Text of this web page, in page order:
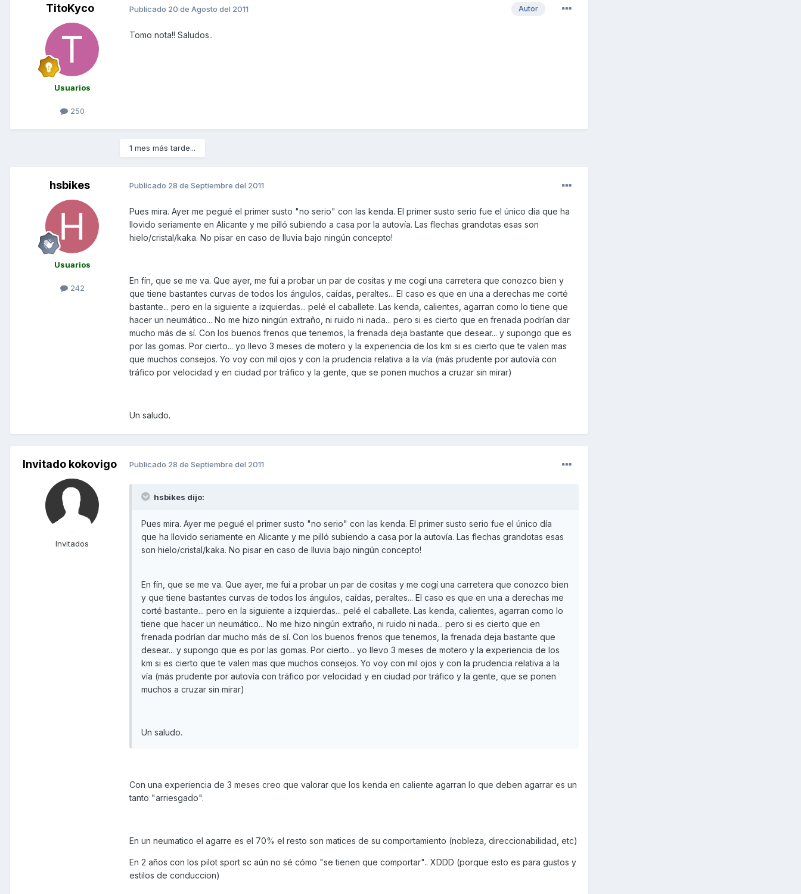
TitoKyco
Usuarios
250
Autor
Publicado 20 de Agosto del 2011
Tomo nota!! Saludos..
1 mes más tarde...
hsbikes
Usuarios
242
Publicado 28 de Septiembre del 2011
Pues mira. Ayer me pegué el primer susto "no serio" con las kenda. El primer susto serio fue el único día que ha
llovido seriamente en Alicante y me pilló subiendo a casa por la autovía. Las flechas grandotas esas son
hielo/cristal/kaka. No pisar en caso de lluvia bajo ningún concepto!
En fín, que se me va. Que ayer, me fuí a probar un par de cositas y me cogí una carretera que conozco bien y
que tiene bastantes curvas de todos los ángulos, caídas, peraltes... El caso es que en una a derechas me corté
bastante... pero en la siguiente a izquierdas... pelé el caballete. Las kenda, calientes, agarran como lo tiene que
hacer un neumático... No me hizo ningún extraño, ni ruido ni nada... pero si es cierto que en frenada podrían dar
mucho más de sí. Con los buenos frenos que tenemos, la frenada deja bastante que desear... y supongo que es
por las gomas. Por cierto... yo llevo 3 meses de motero y la experiencia de los km si es cierto que te valen mas
que muchos consejos. Yo voy con mil ojos y con la prudencia relativa a la vía (más prudente por autovía con
tráfico por velocidad y en ciudad por tráfico y la gente, que se ponen muchos a cruzar sin mirar)
Un saludo.
Invitado kokovigo
Invitados
Publicado 28 de Septiembre del 2011
hsbikes dijo:
Pues mira. Ayer me pegué el primer susto "no serio" con las kenda. El primer susto serio fue el único día
que ha llovido seriamente en Alicante y me pilló subiendo a casa por la autovía. Las flechas grandotas esas
son hielo/cristal/kaka. No pisar en caso de lluvia bajo ningún concepto!
En fín, que se me va. Que ayer, me fuí a probar un par de cositas y me cogí una carretera que conozco bien
y que tiene bastantes curvas de todos los ángulos, caídas, peraltes... El caso es que en una a derechas me
corté bastante... pero en la siguiente a izquierdas... pelé el caballete. Las kenda, calientes, agarran como lo
tiene que hacer un neumático... No me hizo ningún extraño, ni ruido ni nada... pero si es cierto que en
frenada podrían dar mucho más de sí. Con los buenos frenos que tenemos, la frenada deja bastante que
desear... y supongo que es por las gomas. Por cierto... yo llevo 3 meses de motero y la experiencia de los
km si es cierto que te valen mas que muchos consejos. Yo voy con mil ojos y con la prudencia relativa a la
vía (más prudente por autovía con tráfico por velocidad y en ciudad por tráfico y la gente, que se ponen
muchos a cruzar sin mirar)
Un saludo.
Con una experiencia de 3 meses creo que valorar que los kenda en caliente agarran lo que deben agarrar es un
tanto "arriesgado".
En un neumatico el agarre es el 70% el resto son matices de su comportamiento (nobleza, direccionabilidad, etc)
En 2 años con los pilot sport sc aún no sé cómo "se tienen que comportar".. XDDD (porque esto es para gustos y
estilos de conduccion)